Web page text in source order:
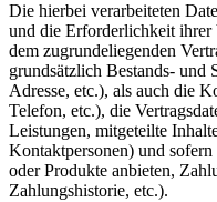
Die hierbei verarbeiteten
und die Erforderlichkeit ihrer
dem zugrundeliegenden
grundsätzlich Bestands- und
Adresse, etc.), als auch die
Telefon, etc.), die
Leistungen, mitgeteilte
Kontaktpersonen) und
oder Produkte anbieten,
Zahlungshistorie, etc.).